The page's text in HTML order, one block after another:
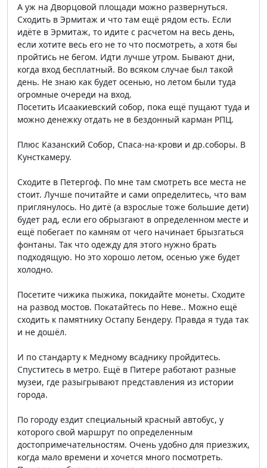
А уж на Дворцовой площади можно развернуться.
Сходить в Эрмитаж и что там ещё рядом есть. Если
идёте в Эрмитаж, то идите с расчетом на весь день,
если хотите весь его не то что посмотреть, а хотя бы
пройтись не бегом. Идти лучше утром. Бывают дни,
когда вход бесплатный. Во всяком случае был такой
день. Не знаю как будет осенью, но летом были туда
огромные очереди на вход.
Посетить Исаакиевский собор, пока ещё пущают туда и
можно денежку отдать не в бездонный карман РПЦ.
Плюс Казанский Собор, Спаса-на-крови и др.соборы. В
Кунсткамеру.
Сходите в Петергоф. По мне там смотреть все места не
стоит. Лучше почитайте и сами определитесь, что вам
приглянулось. Но дитё (а взрослые тоже большие дети)
будет рад, если его обрызгают в определенном месте и
ещё побегает по камням от чего начинает брызгаться
фонтаны. Так что одежду для этого нужно брать
подходящую. Но это хорошо летом, осенью уже будет
холодно.
Посетите чижика пыжика, покидайте монеты. Сходите
на развод мостов. Покатайтесь по Неве.. Можно ещё
сходить к памятнику Остапу Бендеру. Правда я туда так
и не дошёл.
И по стандарту к Медному всаднику пройдитесь.
Спуститесь в метро. Ещё в Питере работают разные
музеи, где разыгрывают представления из истории
города.
По городу ездит специальный красный автобус, у
которого свой маршрут по определенным
достопримечательностям. Очень удобно для приезжих,
когда мало времени и хочется много посмотреть.